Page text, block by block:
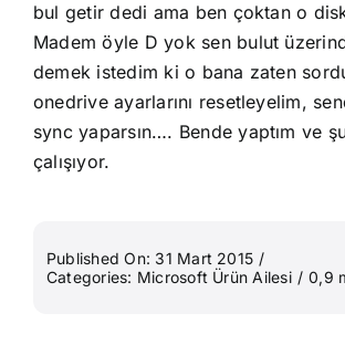
bul getir dedi ama ben çoktan o diski
Madem öyle D yok sen bulut
demek istedim ki o bana zaten
onedrive ayarlarını resetleyelim,
sync yaparsın…. Bende yaptım ve
çalışıyor.
Published On: 31 Mart 2015 /
Categories: Microsoft Ürün Ailesi / 0,9